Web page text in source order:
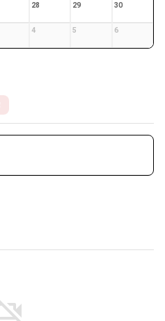
28 29 30
4 5 6